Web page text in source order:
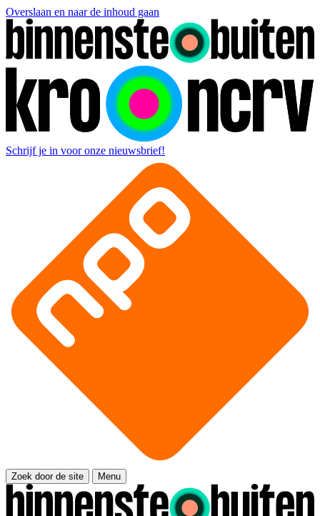
Overslaan en naar de inhoud gaan
Schrijf je in voor onze nieuwsbrief!
Zoek door de site Menu